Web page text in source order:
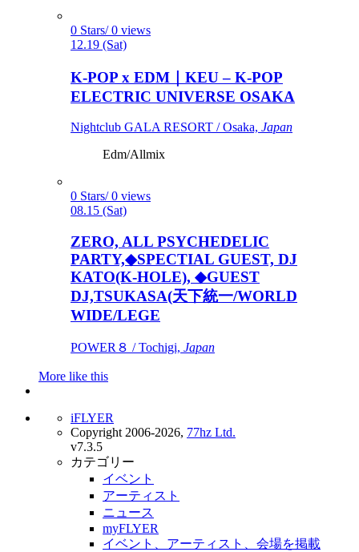
0 Stars/ 0 views
12.19 (Sat)
K-POP x EDM｜KEU – K-POP
ELECTRIC UNIVERSE OSAKA
Nightclub GALA RESORT / Osaka, Japan
Edm/Allmix
0 Stars/ 0 views
08.15 (Sat)
ZERO, ALL PSYCHEDELIC
PARTY,◆SPECTIAL GUEST, DJ
KATO(K-HOLE), ◆GUEST
DJ,TSUKASA(天下統一/WORLD
WIDE/LEGE
POWER８ / Tochigi, Japan
More like this
iFLYER
Copyright 2006-2026, 77hz Ltd.
v7.3.5
カテゴリー
イベント
アーティスト
ニュース
myFLYER
イベント、アーティスト、会場を掲載